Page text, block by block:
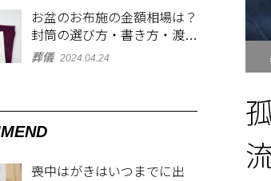
お盆のお布施の金額相場は？
封筒の選び方・書き方・渡し
方も解説
葬儀 2024.04.24
喪中はがきはいつまでに出